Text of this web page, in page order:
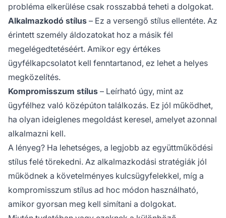
probléma elkerülése csak rosszabbá teheti a dolgokat.
Alkalmazkodó stílus – Ez a versengő stílus ellentéte. Az
érintett személy áldozatokat hoz a másik fél
megelégedtetéséért. Amikor egy értékes
ügyfélkapcsolatot kell fenntartanod, ez lehet a helyes
megközelítés.
Kompromisszum stílus – Leírható úgy, mint az
ügyfélhez való középúton találkozás. Ez jól működhet,
ha olyan ideiglenes megoldást keresel, amelyet azonnal
alkalmazni kell.
A lényeg? Ha lehetséges, a legjobb az együttműködési
stílus felé törekedni. Az alkalmazkodási stratégiák jól
működnek a követelményes kulcsügyfelekkel, míg a
kompromisszum stílus ad hoc módon használható,
amikor gyorsan meg kell simítani a dolgokat.